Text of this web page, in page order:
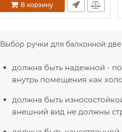
В корзину
Выбор ручки для балконной
должна быть надежной -
внутрь помещения как
должна быть
внешний вид не должны